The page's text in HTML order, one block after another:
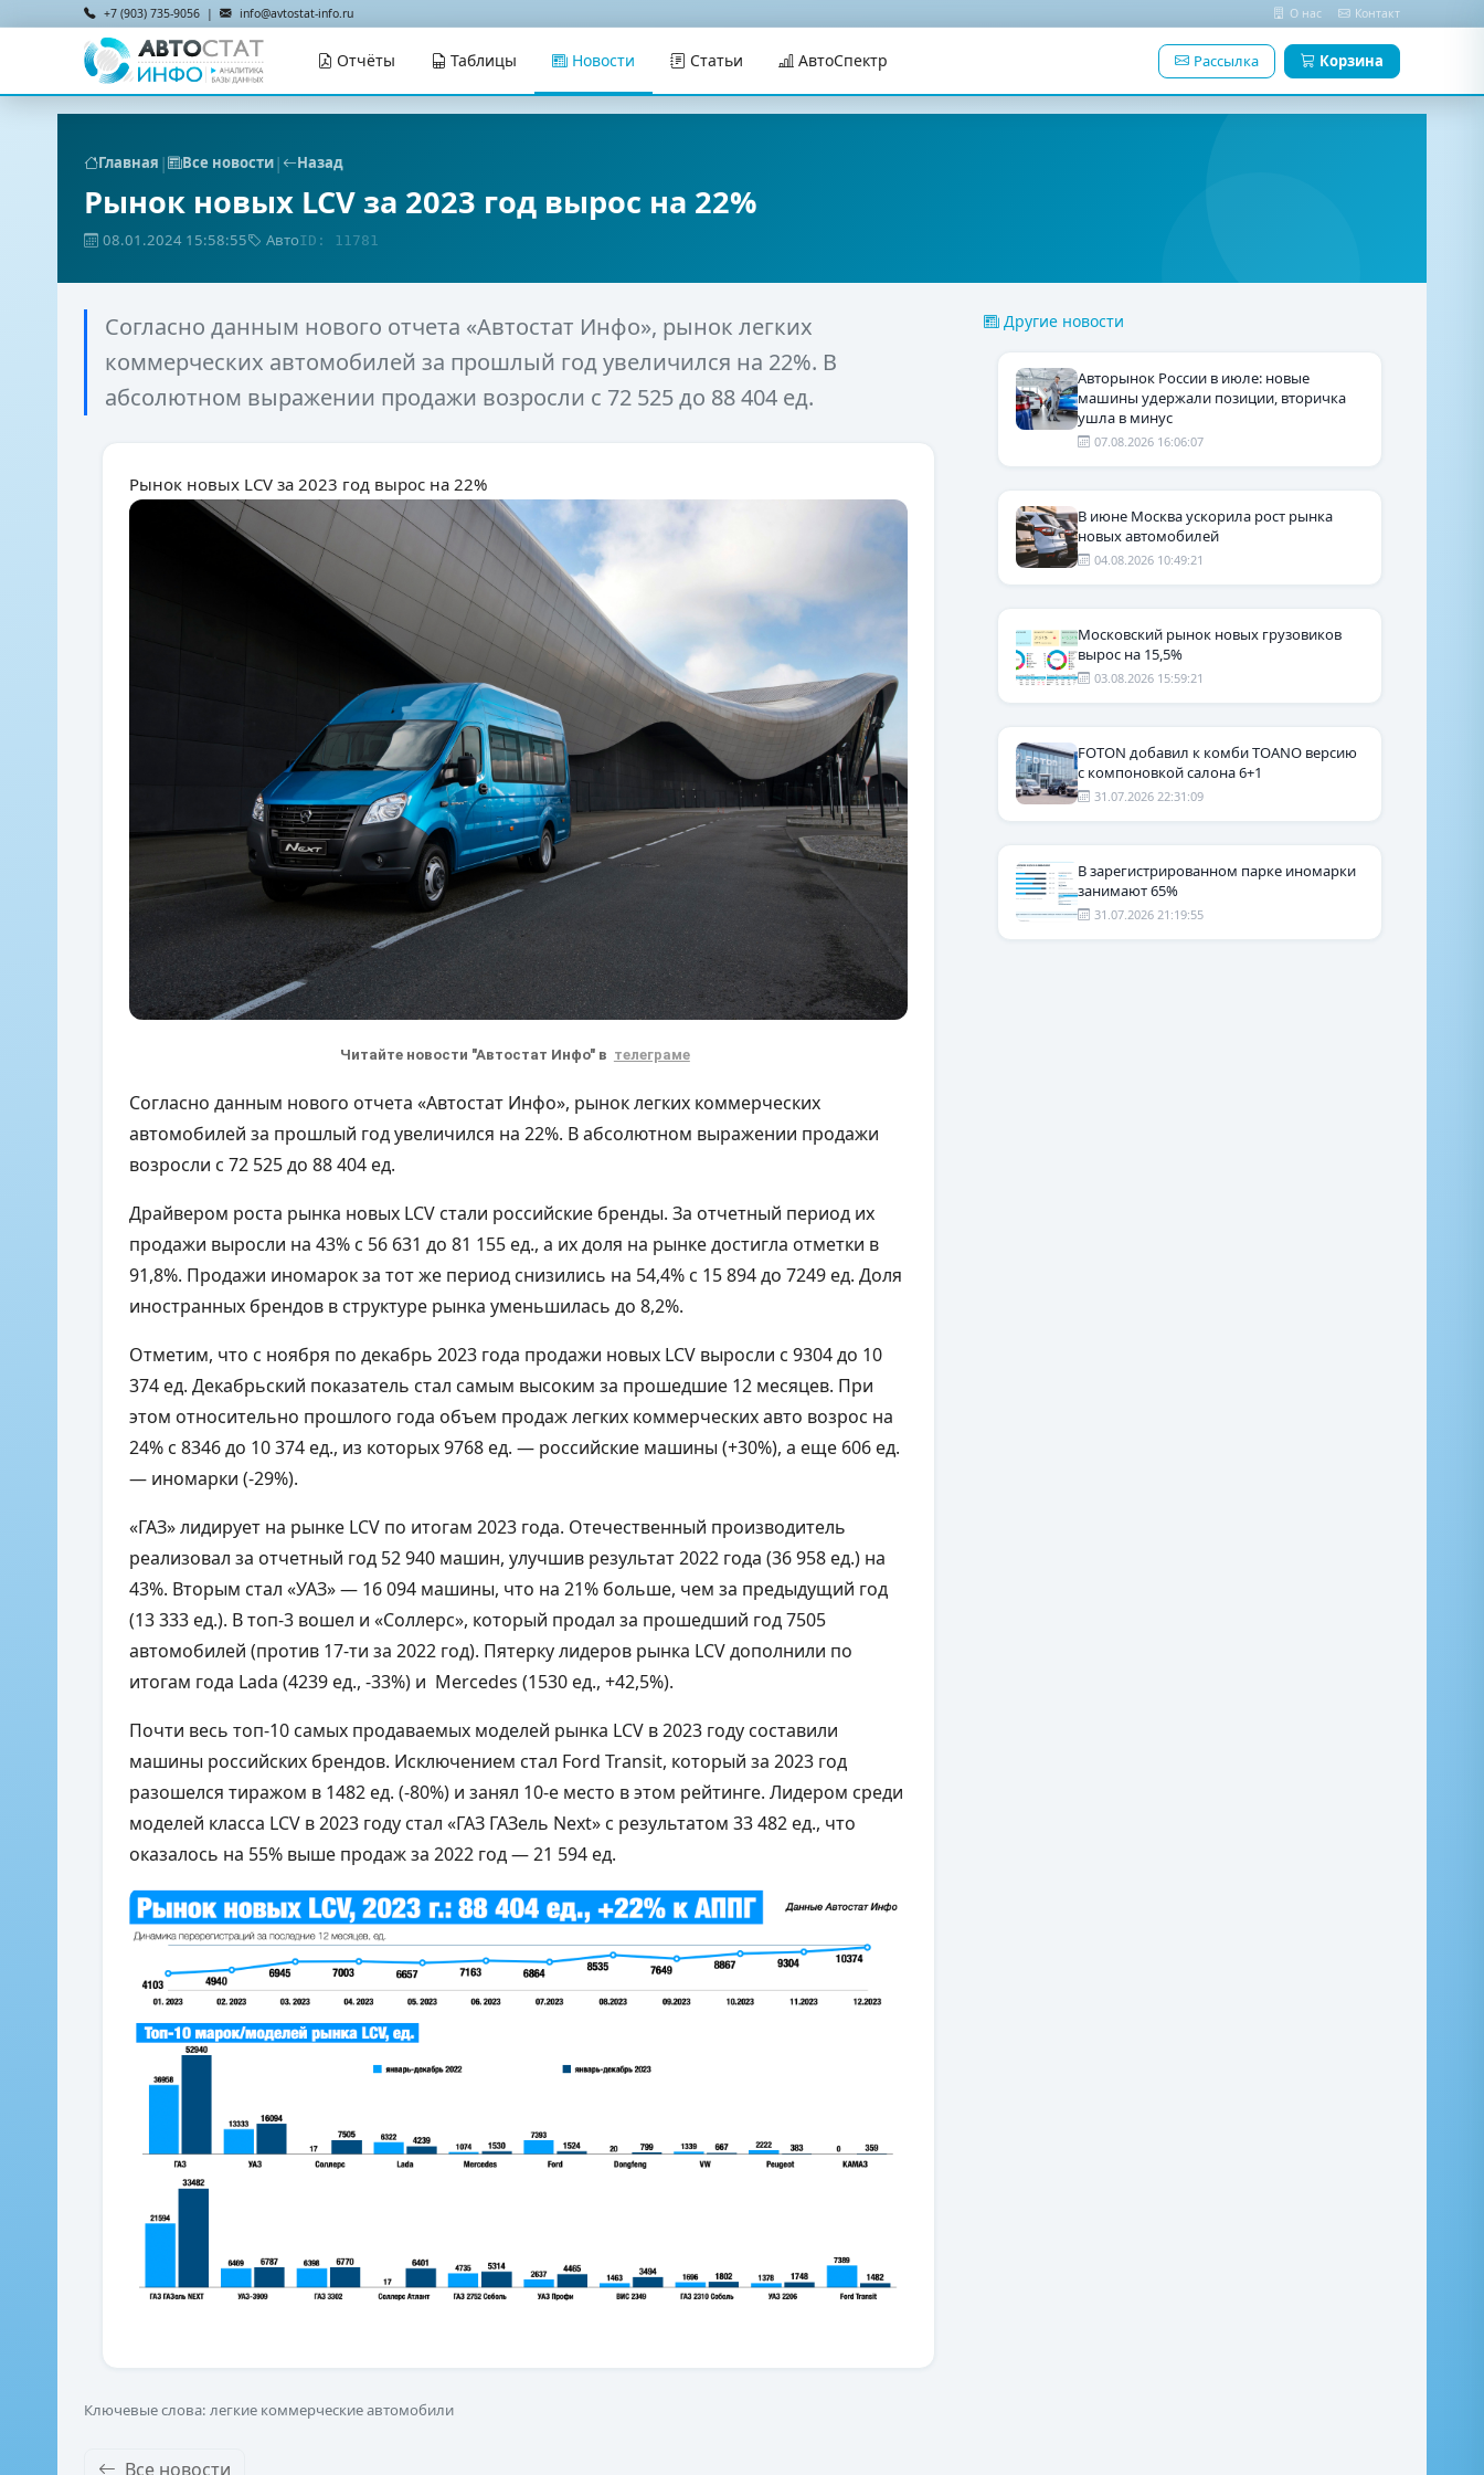
+7 (903) 735-9056 | info@avtostat-info.ru О нас Контакт
Отчёты Таблицы Новости Статьи АвтоСпектр Рассылка Корзина
Главная | Все новости| Назад
Рынок новых LCV за 2023 год вырос на 22%
08.01.2024 15:58:55 АвтоID: 11781
Согласно данным нового отчета «Автостат Инфо», рынок легких
коммерческих автомобилей за прошлый год увеличился на 22%. В
абсолютном выражении продажи возросли с 72 525 до 88 404 ед.
Рынок новых LCV за 2023 год вырос на 22%
Читайте новости "Автостат Инфо" в телеграме
Согласно данным нового отчета «Автостат Инфо», рынок легких коммерческих
автомобилей за прошлый год увеличился на 22%. В абсолютном выражении продажи
возросли с 72 525 до 88 404 ед.
Драйвером роста рынка новых LCV стали российские бренды. За отчетный период их
продажи выросли на 43% с 56 631 до 81 155 ед., а их доля на рынке достигла отметки в
91,8%. Продажи иномарок за тот же период снизились на 54,4% с 15 894 до 7249 ед. Доля
иностранных брендов в структуре рынка уменьшилась до 8,2%.
Отметим, что с ноября по декабрь 2023 года продажи новых LCV выросли с 9304 до 10
374 ед. Декабрьский показатель стал самым высоким за прошедшие 12 месяцев. При
этом относительно прошлого года объем продаж легких коммерческих авто возрос на
24% с 8346 до 10 374 ед., из которых 9768 ед. — российские машины (+30%), а еще 606 ед.
— иномарки (-29%).
«ГАЗ» лидирует на рынке LCV по итогам 2023 года. Отечественный производитель
реализовал за отчетный год 52 940 машин, улучшив результат 2022 года (36 958 ед.) на
43%. Вторым стал «УАЗ» — 16 094 машины, что на 21% больше, чем за предыдущий год
(13 333 ед.). В топ-3 вошел и «Соллерс», который продал за прошедший год 7505
автомобилей (против 17-ти за 2022 год). Пятерку лидеров рынка LCV дополнили по
итогам года Lada (4239 ед., -33%) и Mercedes (1530 ед., +42,5%).
Почти весь топ-10 самых продаваемых моделей рынка LCV в 2023 году составили
машины российских брендов. Исключением стал Ford Transit, который за 2023 год
разошелся тиражом в 1482 ед. (-80%) и занял 10-е место в этом рейтинге. Лидером среди
моделей класса LCV в 2023 году стал «ГАЗ ГАЗель Next» с результатом 33 482 ед., что
оказалось на 55% выше продаж за 2022 год — 21 594 ед.
Ключевые слова: легкие коммерческие автомобили
Все новости
Другие новости
Авторынок России в июле: новые
машины удержали позиции, вторичка
ушла в минус
07.08.2026 16:06:07
В июне Москва ускорила рост рынка
новых автомобилей
04.08.2026 10:49:21
Московский рынок новых грузовиков
вырос на 15,5%
03.08.2026 15:59:21
FOTON добавил к комби TOANO версию
с компоновкой салона 6+1
31.07.2026 22:31:09
В зарегистрированном парке иномарки
занимают 65%
31.07.2026 21:19:55